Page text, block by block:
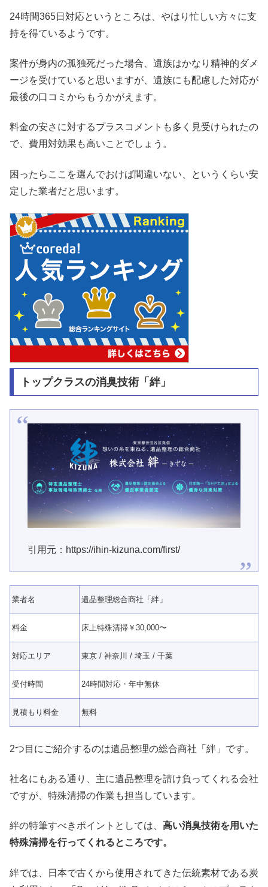
24時間365日対応というところは、やはり忙しい方々に支
持を得ているようです。
案件が身内の孤独死だった場合、遺族はかなり精神的ダメ
ージを受けていると思いますが、遺族にも配慮した対応が
最後の口コミからもうかがえます。
料金の安さに対するプラスコメントも多く見受けられたの
で、費用対効果も高いことでしょう。
困ったらここを選んでおけば間違いない、というくらい安
定した業者だと思います。
トップクラスの消臭技術「絆」
引用元：https://ihin-kizuna.com/first/
業者名 遺品整理総合商社「絆」
料金 床上特殊清掃 ￥30,000〜
対応エリア 東京 / 神奈川 / 埼玉 / 千葉
受付時間 24時間対応・年中無休
見積もり料金 無料
2つ目にご紹介するのは遺品整理の総合商社「絆」です。
社名にもある通り、主に遺品整理を請け負ってくれる会社
ですが、特殊清掃の作業も担当しています。
絆の特筆すべきポイントとしては、 高い消臭技術を用いた
特殊清掃を行ってくれるところです。
絆では、日本で古くから使用されてきた伝統素材である炭